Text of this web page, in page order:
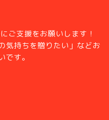
ご支援をお願いします！
気持ちを贈りたい」などお
す。